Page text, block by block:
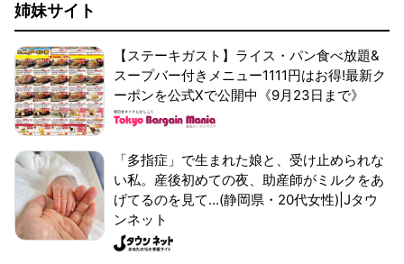
姉妹サイト
【ステーキガスト】ライス・パン食べ放題&
スープバー付きメニュー1111円はお得!最新ク
ーポンを公式Xで公開中《9月23日まで》
「多指症」で生まれた娘と、受け止められな
い私。産後初めての夜、助産師がミルクをあ
げてるのを見て...(静岡県・20代女性)|Jタウ
ンネット